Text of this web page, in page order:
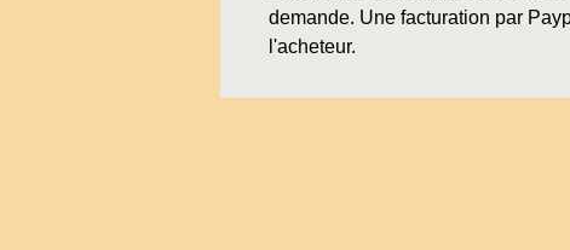
demande. Une facturation par
l'acheteur.